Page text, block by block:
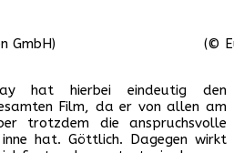
GmbH) (©
hat hierbei eindeutig den
Film, da er von allen am
trotzdem die anspruchsvolle
hat. Göttlich. Dagegen wirkt